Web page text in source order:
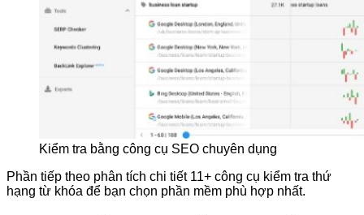
Kiểm tra bằng công cụ SEO chuyên dụng
Phần tiếp theo phân tích chi tiết 11+ công cụ kiểm tra thứ
hạng từ khóa để bạn chọn phần mềm phù hợp nhất.